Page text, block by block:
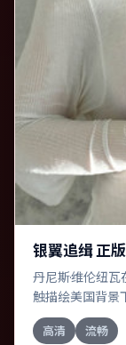
银翼追缉 正
丹尼斯·维伦纽
触描绘美国背景
富。作为一部战
可逆转的结局；
高清 流畅